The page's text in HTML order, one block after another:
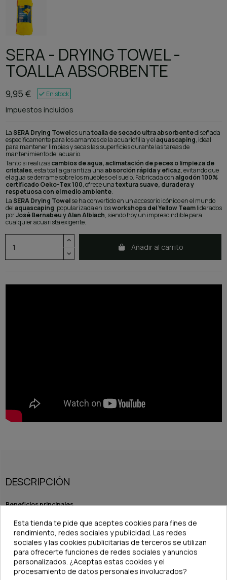
SERA - DRYING TOWEL -
TOALLA ABSORBENTE
9,95 € En stock
Impuestos incluidos
La SERA Drying Toweles unatoalla de secado ultra absorbentediseñada
específicamente para los amantes de la acuariofilia y elaquascaping, ideal
para mantener limpias y secas las superficies durante las tareas de
mantenimiento del acuario.
Tanto si realizascambios de agua, aclimatación de peces o limpieza de
cristales, esta toalla garantiza unaabsorción rápida y eficaz, evitando que
el agua se derrame sobre los muebles o el suelo. Fabricada conalgodón 100%
certificado Oeko-Tex 100, ofrece unatextura suave, duradera y
respetuosa con el medio ambiente.
La SERA Drying Towelse ha convertido en un accesorio icónico en el mundo
delaquascaping, popularizada en losworkshops del Yellow Teamliderados
porJosé Bernabeu y Alan Albiach, siendo hoy un imprescindible para
cualquier acuarista exigente.
Añadir al carrito
DESCRIPCIÓN
Beneficios principales
Gracias a su gramaje de
absorbe grandes cantidades de agua de forma rápida y segura.
Material premium:100%algodón natural certificado Oeko-Tex
100, libre de sustancias nocivas.
Diseño práctico y resistente:Tamaño ideal de80 x 40 cm, conlazo
para colgar, perfecto para tenerla siempre a mano.
Reutilizable y fácil de mantener:Lavable a40°Cy apta para
secadora, conservando su capacidad de absorción tras múltiples usos.
Uso versátil:Ideal para limpiar cristales, secar herramientas, proteger
Esta tienda te pide que aceptes cookies para fines de
rendimiento, redes sociales y publicidad. Las redes
sociales y las cookies publicitarias de terceros se utilizan
para ofrecerte funciones de redes sociales y anuncios
personalizados. ¿Aceptas estas cookies y el
procesamiento de datos personales involucrados?